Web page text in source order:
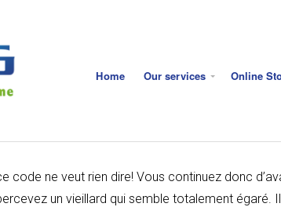
Home Our services Online
code ne veut rien dire! Vous continuez donc
un vieillard qui semble totalement égaré.